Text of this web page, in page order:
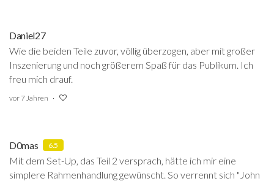
Daniel27
Wie die beiden Teile zuvor, völlig überzogen, aber mit großer
Inszenierung und noch größerem Spaß für das Publikum. Ich
freu mich drauf.
vor 7 Jahren
D0mas 6.5
Mit dem Set-Up, das Teil 2 versprach, hätte ich mir eine
simplere Rahmenhandlung gewünscht. So verrennt sich "John